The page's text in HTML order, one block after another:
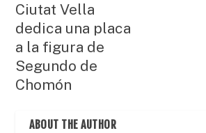
Ciutat Vella
dedica una placa
a la figura de
Segundo de
Chomón
ABOUT THE AUTHOR